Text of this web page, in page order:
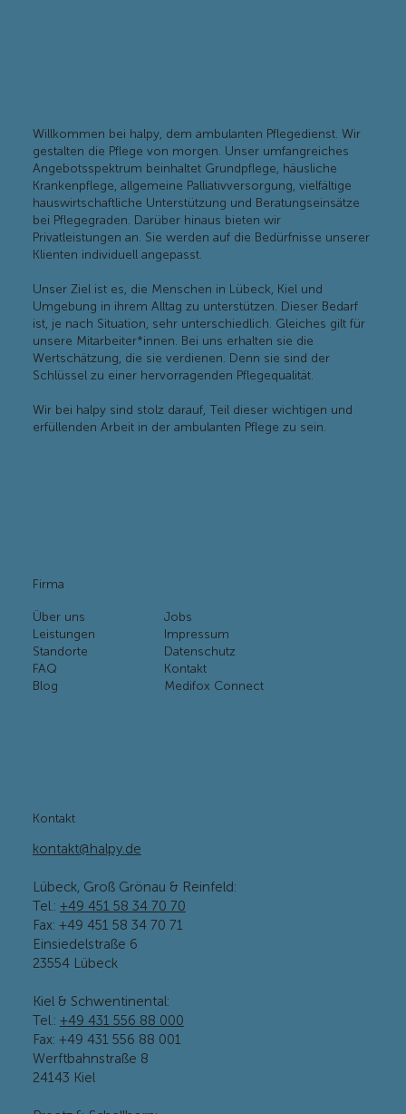
Willkommen bei halpy, dem ambulanten Pflegedienst. Wir
gestalten die Pflege von morgen. Unser umfangreiches
Angebotsspektrum beinhaltet Grundpflege, häusliche
Krankenpflege, allgemeine Palliativversorgung, vielfältige
hauswirtschaftliche Unterstützung und Beratungseinsätze
bei Pflegegraden. Darüber hinaus bieten wir
Privatleistungen an. Sie werden auf die Bedürfnisse unserer
Klienten individuell angepasst.
Unser Ziel ist es, die Menschen in Lübeck, Kiel und
Umgebung in ihrem Alltag zu unterstützen. Dieser Bedarf
ist, je nach Situation, sehr unterschiedlich. Gleiches gilt für
unsere Mitarbeiter*innen. Bei uns erhalten sie die
Wertschätzung, die sie verdienen. Denn sie sind der
Schlüssel zu einer hervorragenden Pflegequalität.
Wir bei halpy sind stolz darauf, Teil dieser wichtigen und
erfüllenden Arbeit in der ambulanten Pflege zu sein.
Firma
Über uns
Leistungen
Standorte
FAQ
Blog
Jobs
Impressum
Datenschutz
Kontakt
Medifox Connect
Kontakt
kontakt@halpy.de
Lübeck, Groß Grönau & Reinfeld:
Tel.: +49 451 58 34 70 70
Fax: +49 451 58 34 70 71
Einsiedelstraße 6
23554 Lübeck
Kiel & Schwentinental:
Tel.: +49 431 556 88 000
Fax: +49 431 556 88 001
Werftbahnstraße 8
24143 Kiel